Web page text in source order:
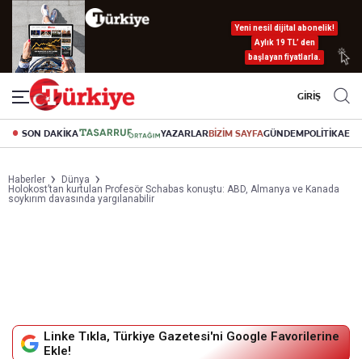
Yeni nesil dijital abonelik!
Aylık 19 TL’ den
başlayan fiyatlarla.
GİRİŞ
SON DAKİKA YAZARLARBİZİM SAYFAGÜNDEMPOLİTİKA
Haberler
Dünya
Holokost’tan kurtulan Profesör Schabas konuştu: ABD, Almanya ve Kanada
soykırım davasında yargılanabilir
Linke Tıkla, Türkiye Gazetesi'ni Google Favorilerine
Ekle!